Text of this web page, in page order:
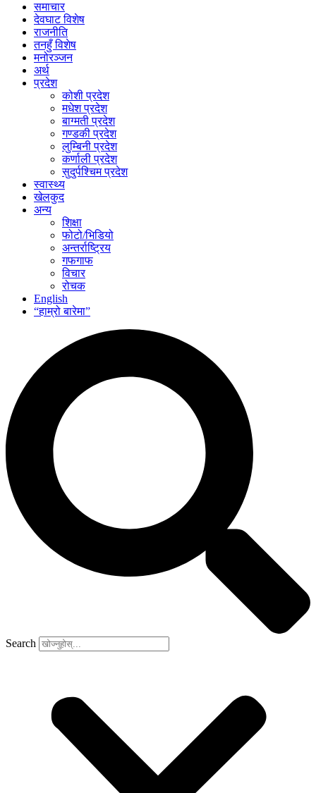
समाचार
देवघाट विशेष
राजनीति
तनहुँ विशेष
मनोरञ्जन
अर्थ
प्रदेश
कोशी प्रदेश
मधेश प्रदेश
बाग्मती प्रदेश
गण्डकी प्रदेश
लुम्बिनी प्रदेश
कर्णाली प्रदेश
सुदुर्पश्चिम प्रदेश
स्वास्थ्य
खेलकुद
अन्य
शिक्षा
फोटो/भिडियो
अन्तर्राष्ट्रिय
गफगाफ
विचार
रोचक
English
“हाम्रो बारेमा”
Search